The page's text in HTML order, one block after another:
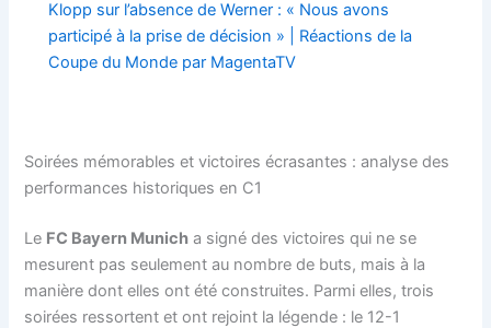
Klopp sur l’absence de Werner : « Nous avons
participé à la prise de décision » | Réactions de la
Coupe du Monde par MagentaTV
Soirées mémorables et victoires écrasantes : analyse des
performances historiques en C1
Le FC Bayern Munich a signé des victoires qui ne se
mesurent pas seulement au nombre de buts, mais à la
manière dont elles ont été construites. Parmi elles, trois
soirées ressortent et ont rejoint la légende : le 12-1